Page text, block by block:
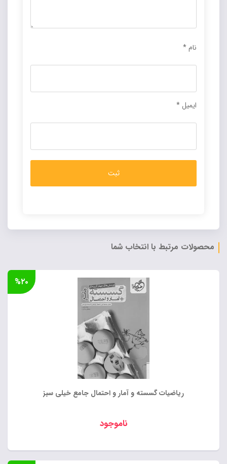
نام*
ایمیل*
محصولات مرتبط با انتخاب شما
ریاضیات گسسته و آمار و احتمال جامع خیلی سبز
ناموجود
%۲۰